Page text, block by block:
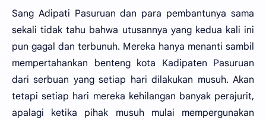
Sang Adipati Pasuruan dan para pembantunya sama
sekali tidak tahu bahwa utusannya yang kedua kali ini
pun gagal dan terbunuh. Mereka hanya menanti sambil
mempertahankan benteng kota Kadipaten Pasuruan
dari serbuan yang setiap hari dilakukan musuh. Akan
tetapi setiap hari mereka kehilangan banyak perajurit,
apalagi ketika pihak musuh mulai mempergunakan